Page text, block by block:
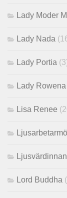
Lady Moder
Lady Nada
Lady Portia
Lady Rowena
Lisa Renee
Ljusvärdinnan
Lord Buddha